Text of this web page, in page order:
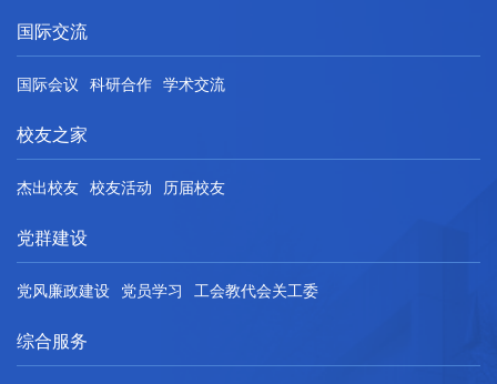
国际交流
国际会议 科研合作 学术交流
校友之家
杰出校友 校友活动 历届校友
党群建设
党风廉政建设 党员学习 工会教代会关工委
综合服务